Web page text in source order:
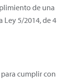
de una
Ley 5/2014, de 4
cumplir con